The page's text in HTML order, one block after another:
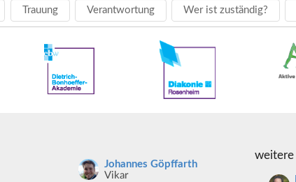
Trauung Verantwortung Wer ist zuständig?
Johannes Göpffarth
Vikar
weitere